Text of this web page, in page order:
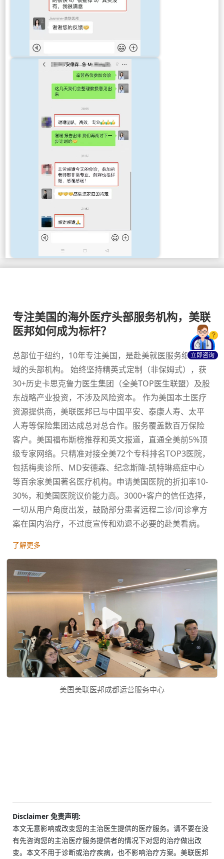
专注美国的海外医疗头部服务机构，美联
医邦如何成为标杆？
总部位于纽约，10年专注美国，是赴美就医服务细分领
域的头部机构。 始终坚持精英式定制（非保姆式），获
30+历史卡思克鲁力医生集团（全美TOP医生联盟）及股
东战略产业投资，不涉及风险资本。 作为美国本土医疗
资源提供商，美联医邦已与中国平安、泰康人寿、太平
人寿等保险集团达成总对总合作。服务覆盖数百万保险
客户。美国福布斯榜推荐和英文报道，直通全美前5%顶
级专家网络。只精准对接全美72个专科排名TOP3医院，
包括梅奥诊所、MD安德森、纪念斯隆-凯特琳癌症中心
等百余家美国著名医疗机构。申请美国医院的折扣率10-
30%，和美国医院议价能力高。3000+客户的信任选择，
一切从用户角度出发，鼓励部分患者远程二诊/问诊拿方
案在国内治疗，不过度宣传和劝退不必要的赴美看病。
了解更多
美国美联医邦成都运营服务中心
Disclaimer 免责声明:
本文无意影响或改变您的主治医生提供的医疗服务。请不要在没
有先咨询您的主治医疗服务提供者的情况下对您的治疗做出改
变。本文不用于诊断或治疗疾病，也不影响治疗方案。美联医邦
立即咨询